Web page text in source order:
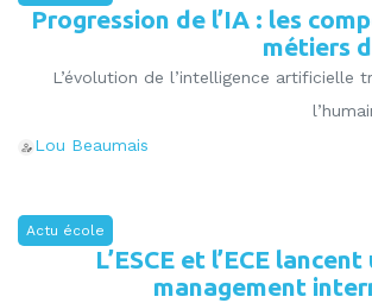
Progression de l’IA : les
métiers
L’évolution de l’intelligence
Lou Beaumais
Actu école
L’ESCE et l’ECE
management